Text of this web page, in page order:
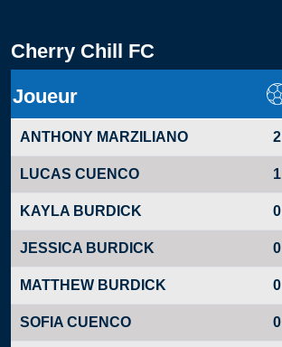
Cherry Chill FC
Joueur
ANTHONY MARZILIANO 2
LUCAS CUENCO 1
KAYLA BURDICK 0
JESSICA BURDICK 0
MATTHEW BURDICK 0
SOFIA CUENCO 0